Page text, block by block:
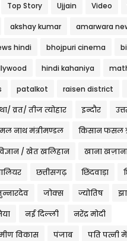
Top Story Ujjain Video
akshay kumar amarwara
hindi bhojpuri cinema
hindi kahaniya
patalkot raisen district
व्रत/ तीज त्‍योहार इन्दौर
नाथ मंत्रीमण्डल किसान फसल
/ खेत खलिहान खाना
छत्तीसगढ़ छिंदवाड़ा
जोक्स ज्योतिष
नई दिल्ली नरेंद्र मोदी
विकास पंजाब पति पत्नी